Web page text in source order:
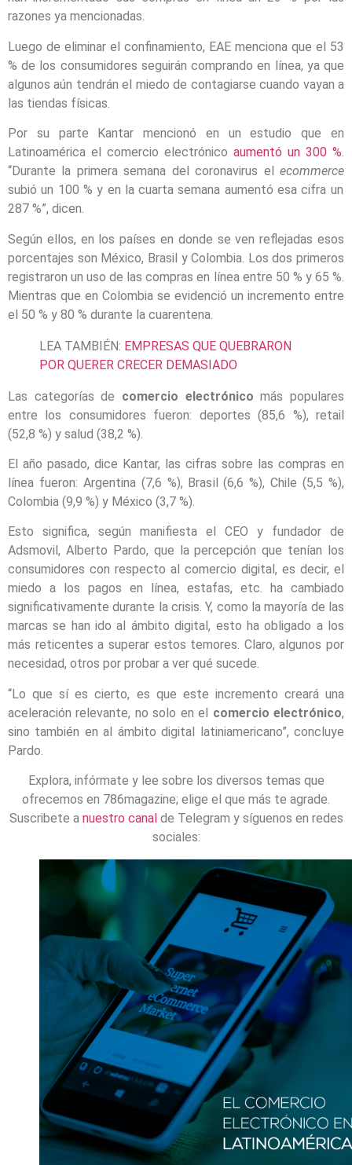
razones ya mencionadas.
Luego de eliminar el confinamiento, EAE menciona que el 53
% de los consumidores seguirán comprando en línea, ya que
algunos aún tendrán el miedo de contagiarse cuando vayan a
las tiendas físicas.
Por su parte Kantar mencionó en un estudio que en
Latinoamérica el comercio electrónico aumentó un 300 %.
“Durante la primera semana del coronavirus el ecommerce
subió un 100 % y en la cuarta semana aumentó esa cifra un
287 %”, dicen.
Según ellos, en los países en donde se ven reflejadas esos
porcentajes son México, Brasil y Colombia. Los dos primeros
registraron un uso de las compras en línea entre 50 % y 65 %.
Mientras que en Colombia se evidenció un incremento entre
el 50 % y 80 % durante la cuarentena.
LEA TAMBIÉN: EMPRESAS QUE QUEBRARON
POR QUERER CRECER DEMASIADO
Las categorías de comercio electrónico más populares
entre los consumidores fueron: deportes (85,6 %), retail
(52,8 %) y salud (38,2 %).
El año pasado, dice Kantar, las cifras sobre las compras en
línea fueron: Argentina (7,6 %), Brasil (6,6 %), Chile (5,5 %),
Colombia (9,9 %) y México (3,7 %).
Esto significa, según manifiesta el CEO y fundador de
Adsmovil, Alberto Pardo, que la percepción que tenían los
consumidores con respecto al comercio digital, es decir, el
miedo a los pagos en línea, estafas, etc. ha cambiado
significativamente durante la crisis. Y, como la mayoría de las
marcas se han ido al ámbito digital, esto ha obligado a los
más reticentes a superar estos temores. Claro, algunos por
necesidad, otros por probar a ver qué sucede.
“Lo que sí es cierto, es que este incremento creará una
aceleración relevante, no solo en el comercio electrónico,
sino también en al ámbito digital latiniamericano”, concluye
Pardo.
Explora, infórmate y lee sobre los diversos temas que
ofrecemos en 786magazine; elige el que más te agrade.
Suscribete a nuestro canalde Telegram y síguenos en redes
sociales: